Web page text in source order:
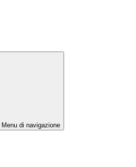
Menu di navigazione